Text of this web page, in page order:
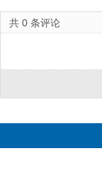
共 0 条评论